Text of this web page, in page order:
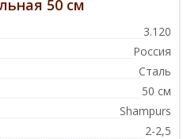
50 см
3.120
Россия
Сталь
50 см
Shampurs
2-2,5